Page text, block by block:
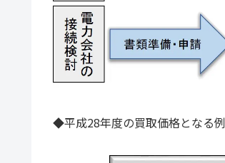
◆平成28年度の買取価格となる例